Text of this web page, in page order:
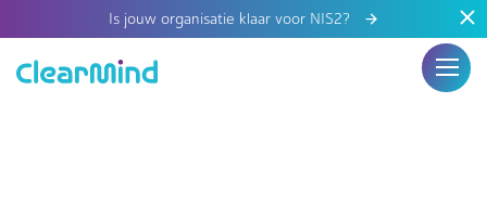
Is jouw organisatie klaar voor NIS2?